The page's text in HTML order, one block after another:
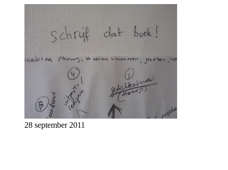
28 september 2011